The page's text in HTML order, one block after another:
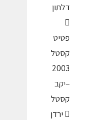
דלתון

פטיט
קסטל
2003
–יקב
קסטל
 ירדן